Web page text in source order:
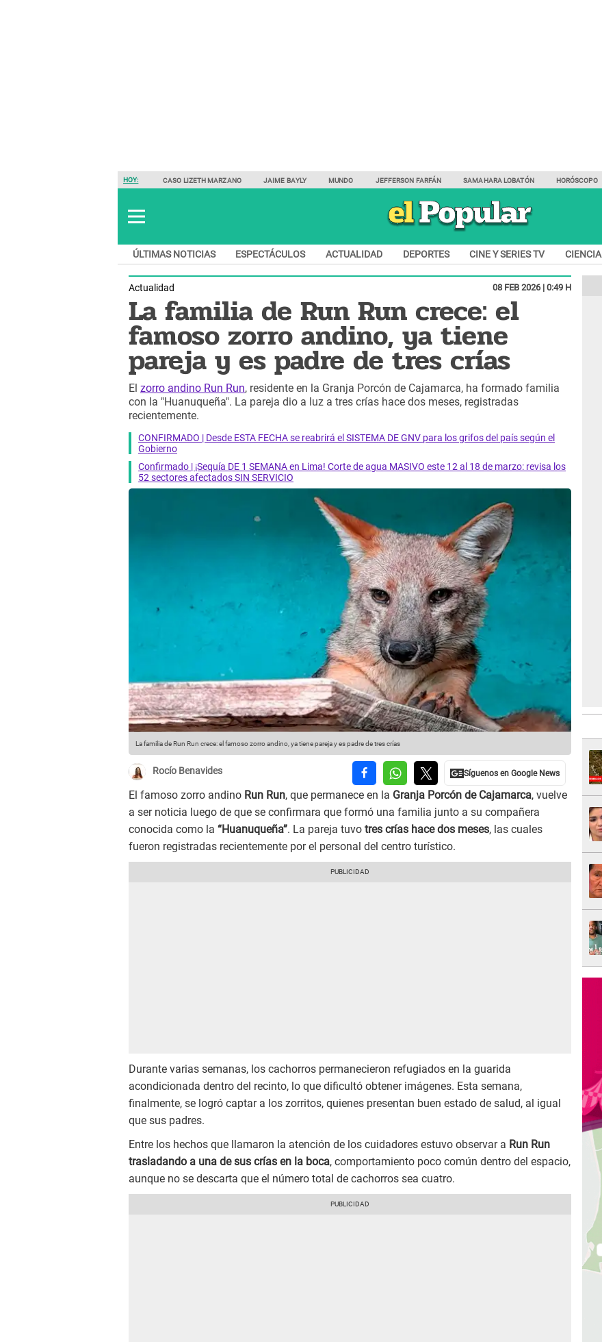
HOY: CASO LIZETH MARZANO JAIME BAYLY MUNDO JEFFERSON FARFÁN SAMAHARA LOBATÓN HORÓSCOPO
ÚLTIMAS NOTICIAS ESPECTÁCULOS ACTUALIDAD DEPORTES CINE Y SERIES TV CIENCIA
Actualidad 08 FEB 2026 | 0:49 H
La familia de Run Run crece: el
famoso zorro andino, ya tiene
pareja y es padre de tres crías
El zorro andino Run Run, residente en la Granja Porcón de Cajamarca, ha formado familia
con la "Huanuqueña". La pareja dio a luz a tres crías hace dos meses, registradas
recientemente.
CONFIRMADO | Desde ESTA FECHA se reabrirá el SISTEMA DE GNV para los grifos del país según el
Gobierno
Confirmado | ¡Sequía DE 1 SEMANA en Lima! Corte de agua MASIVO este 12 al 18 de marzo: revisa los
52 sectores afectados SIN SERVICIO
La familia de Run Run crece: el famoso zorro andino, ya tiene pareja y es padre de tres crías
Rocío Benavides
El famoso zorro andino Run Run, que permanece en la Granja Porcón de Cajamarca, vuelve
a ser noticia luego de que se confirmara que formó una familia junto a su compañera
conocida como la “Huanuqueña”. La pareja tuvo tres crías hace dos meses, las cuales
fueron registradas recientemente por el personal del centro turístico.
Durante varias semanas, los cachorros permanecieron refugiados en la guarida
acondicionada dentro del recinto, lo que dificultó obtener imágenes. Esta semana,
finalmente, se logró captar a los zorritos, quienes presentan buen estado de salud, al igual
que sus padres.
Entre los hechos que llamaron la atención de los cuidadores estuvo observar a Run Run
trasladando a una de sus crías en la boca, comportamiento poco común dentro del espacio,
aunque no se descarta que el número total de cachorros sea cuatro.